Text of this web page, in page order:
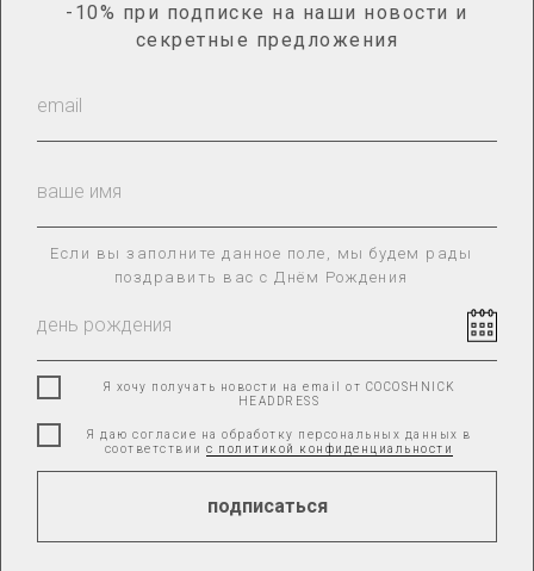
информация
ПОЛИТИКА КОНФИДЕНЦИАЛЬНОСТИ
Гид по размерам
Оплата «Долями»
Возврат товара
Оплата через Яндекс.Сплит
Сотрудничество
-10% при подписке на наши новости и
секретные предложения
Если вы заполните данное поле, мы будем рады
поздравить вас с Днём Рождения
Я хочу получать новости на email от COCOSHNICK
HEADDRESS
Я даю согласие на обработку персональных данных в
соответствиис политикой конфиденциальности
подписаться